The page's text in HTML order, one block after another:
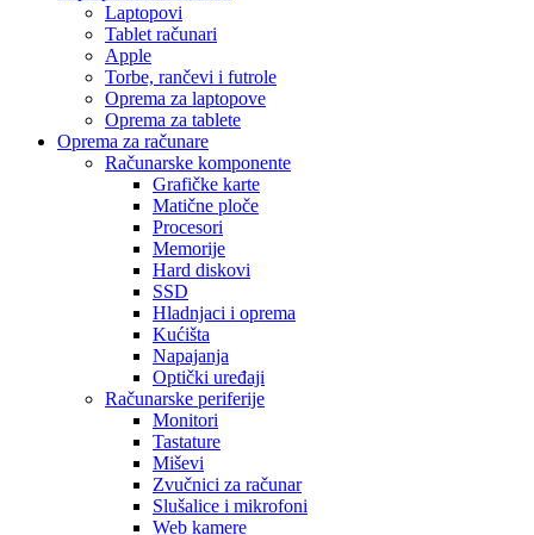
Laptopovi
Tablet računari
Apple
Torbe, rančevi i futrole
Oprema za laptopove
Oprema za tablete
Oprema za računare
Računarske komponente
Grafičke karte
Matične ploče
Procesori
Memorije
Hard diskovi
SSD
Hladnjaci i oprema
Kućišta
Napajanja
Optički uređaji
Računarske periferije
Monitori
Tastature
Miševi
Zvučnici za računar
Slušalice i mikrofoni
Web kamere